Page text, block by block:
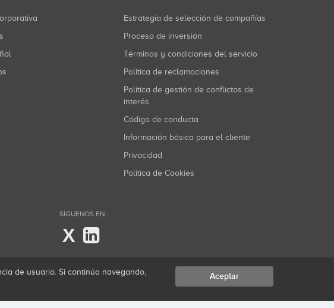
Estrategia de selección de compañías
Proceso de inversión
Términos y condiciones del servicio
Política de reclamaciones
Política de gestión de conflictos de
interés
Código de conducta
Información básica para el cliente
Privacidad
Política de Cookies
SÍGUENOS EN...
X
de usuario. Si continúa navegando,
Aceptar